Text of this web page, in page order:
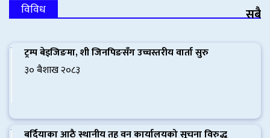
विविध सबै
ट्रम्प बेइजिङमा, शी जिनपिङसँग उच्चस्तरीय वार्ता सुरु
३० बैशाख २०८३
बर्दियाका आठै स्थानीय तह वन कार्यालयको सूचना विरुद्ध